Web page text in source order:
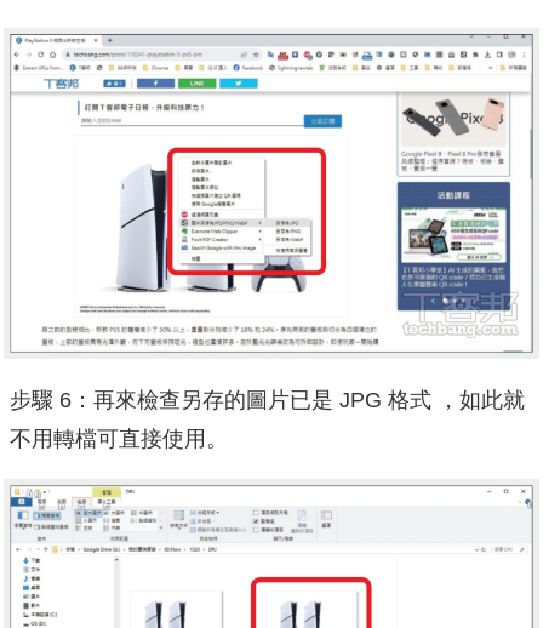
步驟 6：再來檢查另存的圖片已是 JPG 格式 ，如此就
不用轉檔可直接使用。